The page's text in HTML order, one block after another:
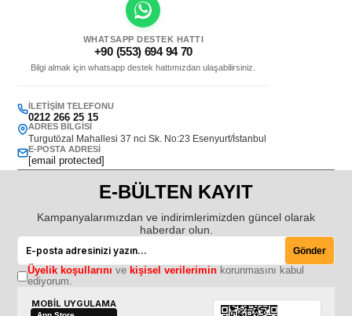
WHATSAPP DESTEK HATTI
+90 (553) 694 94 70
Bilgi almak için whatsapp destek hattımızdan ulaşabilirsiniz.
İLETIŞIM TELEFONU
0212 266 25 15
ADRES BILGISI
Turgutözal Mahallesi 37 nci Sk. No:23 Esenyurt/İstanbul
E-POSTA ADRESI
[email protected]
E-BÜLTEN KAYIT
Kampanyalarımızdan ve indirimlerimizden güncel olarak
haberdar olun.
Gönder
Üyelik koşullarını ve kişisel verileriminkorunmasını kabul
ediyorum.
MOBİL UYGULAMA